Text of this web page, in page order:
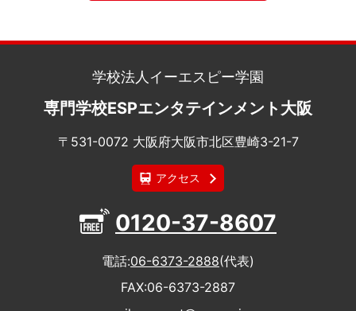
学校法人イーエスピー学園
専門学校ESPエンタテインメント大阪
〒531-0072 大阪府大阪市北区豊崎3-21-7
アクセス
0120-37-8607
電話 06-6373-2888(代表)
FAX 06-6373-2887